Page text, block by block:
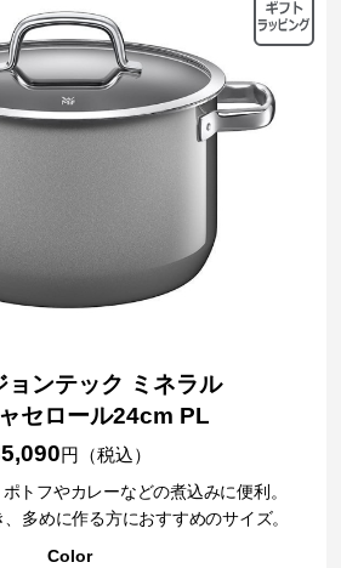
ョンテック ミネラル
セロール24cm PL
円（税込）
トフやカレーなどの煮込みに便利。
多めに作る方におすすめのサイズ。
Color